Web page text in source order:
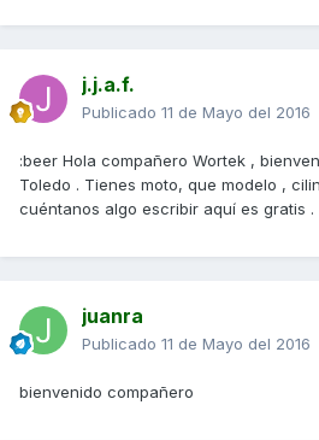
j.j.a.f.
Publicado 11 de Mayo del 2016
:beer Hola compañero Wortek ,
Toledo . Tienes moto, que modelo ,
cuéntanos algo escribir aquí es gratis .
juanra
Publicado 11 de Mayo del 2016
bienvenido compañero